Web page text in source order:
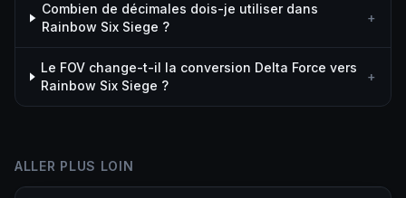
Combien de décimales dois-je utiliser dans
Rainbow Six Siege ?
+
Le FOV change-t-il la conversion Delta Force vers
Rainbow Six Siege ?
+
ALLER PLUS LOIN